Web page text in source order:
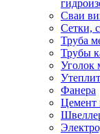
Сваи
Сетки,
Труба
Трубы
Уголок
Фанера
Цемент